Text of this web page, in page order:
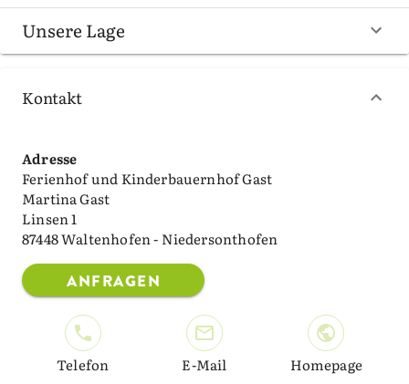
Unsere Lage
Kontakt
Adresse
Ferienhof und Kinderbauernhof Gast
Martina Gast
Linsen 1
87448 Waltenhofen - Niedersonthofen
ANFRAGEN
Telefon E-Mail Homepage